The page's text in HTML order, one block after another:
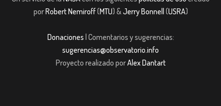
porRobert Nemiroff(MTU) &Jerry Bonnell (USRA)
Donaciones | Comentarios y sugerencias:
sugerencias@observatorio.info
Proyecto realizado porAlex Dantart